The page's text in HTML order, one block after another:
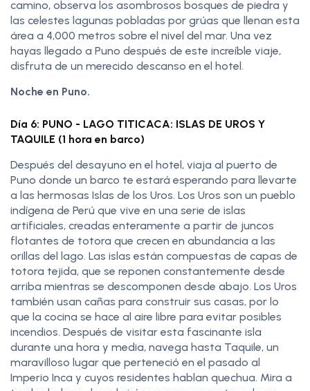
camino, observa los asombrosos bosques de piedra y
las celestes lagunas pobladas por grúas que llenan esta
área a 4,000 metros sobre el nivel del mar. Una vez
hayas llegado a Puno después de este increíble viaje,
disfruta de un merecido descanso en el hotel.
Noche en Puno.
Día 6: PUNO - LAGO TITICACA: ISLAS DE UROS Y
TAQUILE (1 hora en barco)
Después del desayuno en el hotel, viaja al puerto de
Puno donde un barco te estará esperando para llevarte
a las hermosas Islas de los Uros. Los Uros son un pueblo
indígena de Perú que vive en una serie de islas
artificiales, creadas enteramente a partir de juncos
flotantes de totora que crecen en abundancia a las
orillas del lago. Las islas están compuestas de capas de
totora tejida, que se reponen constantemente desde
arriba mientras se descomponen desde abajo. Los Uros
también usan cañas para construir sus casas, por lo
que la cocina se hace al aire libre para evitar posibles
incendios. Después de visitar esta fascinante isla
durante una hora y media, navega hasta Taquile, un
maravilloso lugar que perteneció en el pasado al
Imperio Inca y cuyos residentes hablan quechua. Mira a